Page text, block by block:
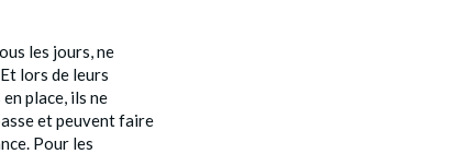
les jours, ne
lors de leurs
place, ils ne
et peuvent faire
Pour les